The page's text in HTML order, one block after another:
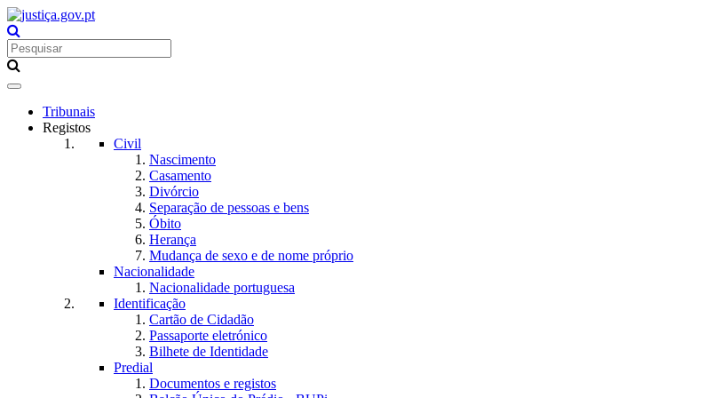
Toggle
navigationTribunais
Registos
Civil
Nascimento
Casamento
Divórcio
Separação de pessoas e bens
Óbito
Herança
Mudança de sexo e de nome próprio
Nacionalidade
Nacionalidade portuguesa
Identificação
Cartão de Cidadão
Passaporte eletrónico
Bilhete de Identidade
Predial
Documentos e registos